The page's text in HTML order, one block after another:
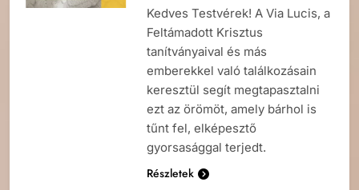
Kedves Testvérek! A Via Lucis, a
Feltámadott Krisztus
tanítványaival és más
emberekkel való találkozásain
keresztül segít megtapasztalni
ezt az örömöt, amely bárhol is
tűnt fel, elképesztő
gyorsasággal terjedt.
Részletek